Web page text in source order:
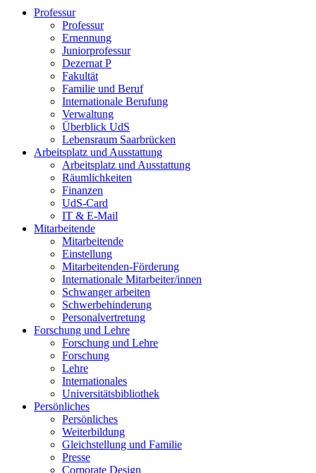
Professur
Professur
Ernennung
Juniorprofessur
Dezernat P
Fakultät
Familie und Beruf
Internationale Berufung
Verwaltung
Überblick UdS
Lebensraum Saarbrücken
Arbeitsplatz und Ausstattung
Arbeitsplatz und Ausstattung
Räumlichkeiten
Finanzen
UdS-Card
IT & E-Mail
Mitarbeitende
Mitarbeitende
Einstellung
Mitarbeitenden-Förderung
Internationale Mitarbeiter/innen
Schwanger arbeiten
Schwerbehinderung
Personalvertretung
Forschung und Lehre
Forschung und Lehre
Forschung
Lehre
Internationales
Universitätsbibliothek
Persönliches
Persönliches
Weiterbildung
Gleichstellung und Familie
Presse
Corporate Design